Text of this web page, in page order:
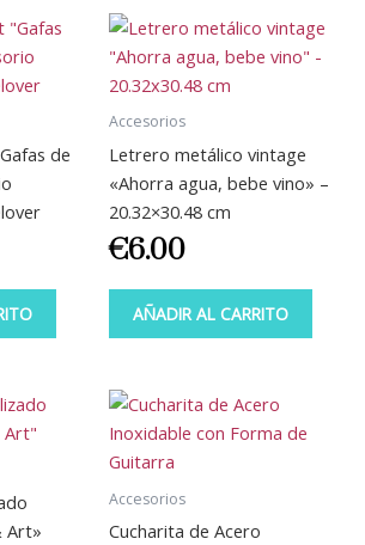
de
Accesorios
Letrero metálico vintage
«Ahorra agua, bebe vino» –
20.32×30.48 cm
€6.00
AÑADIR AL CARRITO
Art»
Accesorios
Cucharita de Acero